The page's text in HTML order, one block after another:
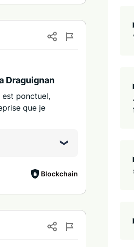
Draguignan
est ponctuel,
que je
Blockchain